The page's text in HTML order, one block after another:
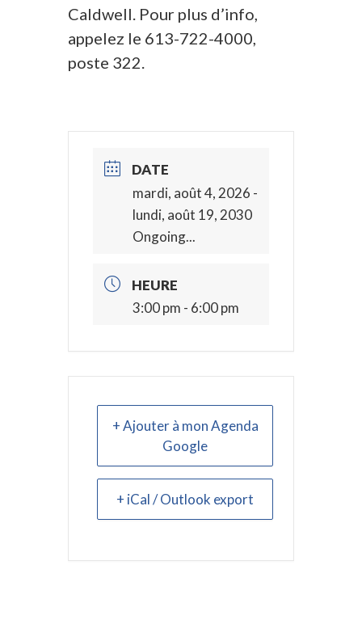
Caldwell. Pour plus d’info,
appelez le 613-722-4000,
poste 322.
DATE
mardi, août 4, 2026 -
lundi, août 19, 2030
Ongoing...
HEURE
3:00 pm - 6:00 pm
+ Ajouter à mon Agenda
Google
+ iCal / Outlook export